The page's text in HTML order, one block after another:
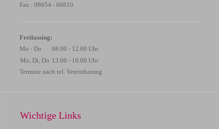
Fax : 08654 - 66810
Freilassing:
Mo - Do
08.00 - 12.00 Uhr
Mo, Di, Do 13.00 - 16.00 Uhr
Termine nach tel. Vereinbarung
Wichtige Links